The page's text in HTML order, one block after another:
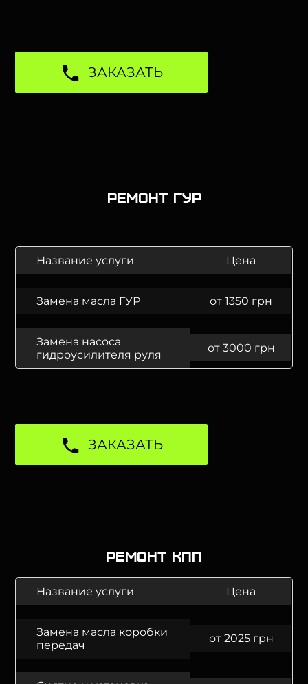
ЗАКАЗАТЬ
Ремонт ГУР
Название услуги Цена
Замена масла ГУР от 1350 грн
Замена насоса
гидроусилителя руля
от 3000 грн
ЗАКАЗАТЬ
Ремонт КПП
Название услуги Цена
Замена масла коробки
передач
от 2025 грн